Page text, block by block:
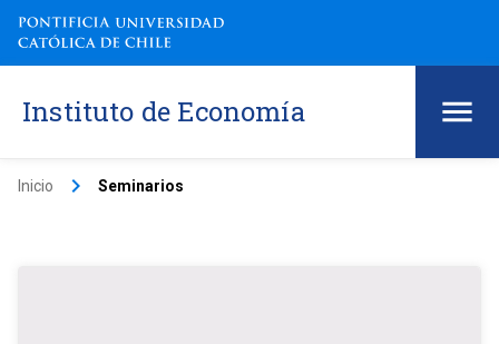
Instituto de Economía
Inicio keyboard_arrow_right Seminarios